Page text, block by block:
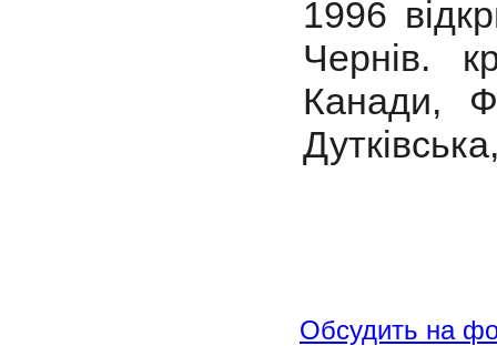
1996
Чернів.
Канади,
Обсудить на